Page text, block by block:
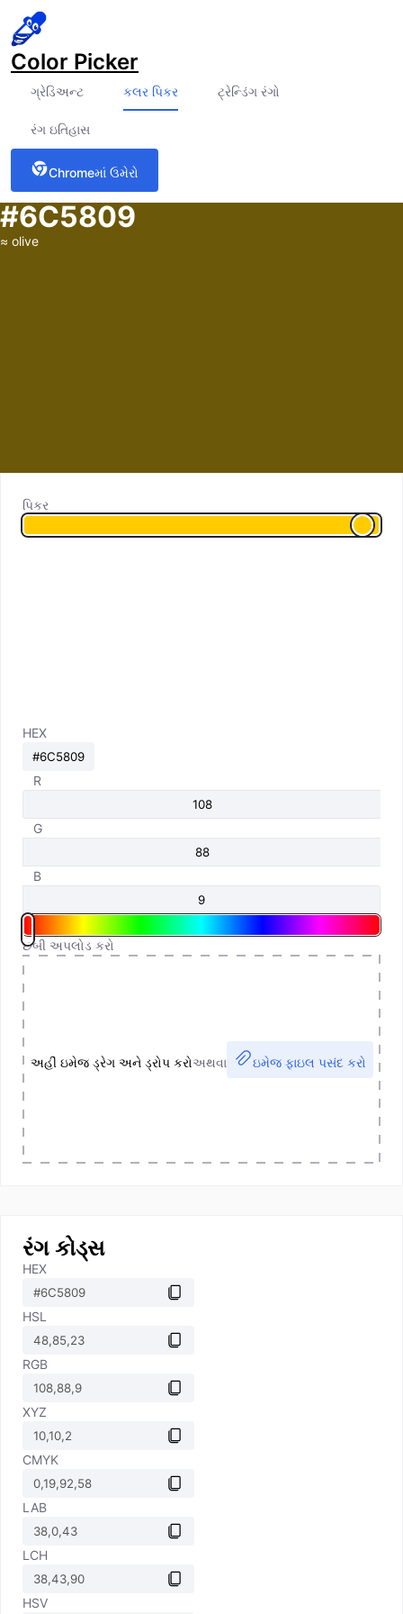
Color Picker
ગ્રેડિઅન્ટ કલર પિકર ટ્રેન્ડિંગ રંગો
રંગ ઇતિહાસ
Chromeમાં ઉમેરો
#6C5809
≈ olive
પિકર
HEX
R
G
B
છબી અપલોડ કરો
અહીં ઇમેજ ડ્રેગ અને ડ્રોપ કરોઅથવા ઇમેજ ફાઇલ પસંદ કરો
રંગ કોડ્સ
HEX
HSL
RGB
XYZ
CMYK
LAB
LCH
HSV